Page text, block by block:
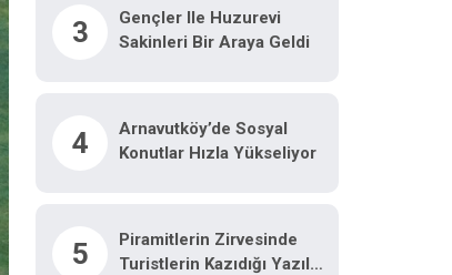
3
Gençler Ile Huzurevi
Sakinleri Bir Araya Geldi
4
Arnavutköy’de Sosyal
Konutlar Hızla Yükseliyor
5
Piramitlerin Zirvesinde
Turistlerin Kazıdığı Yazılar